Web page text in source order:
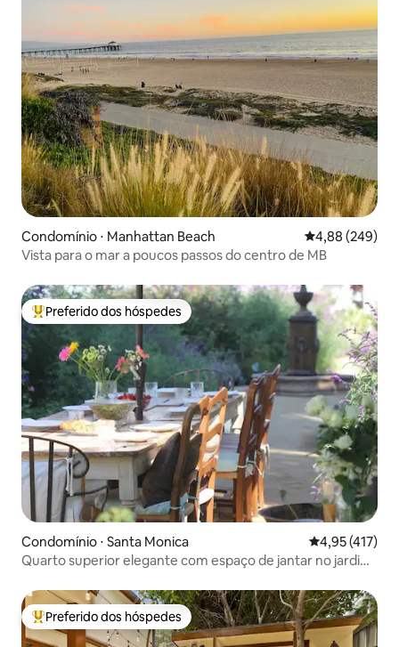
Condomínio ⋅ Manhattan Beach 4,88 de uma
4,88 (249)
Vista para o mar a poucos passos do centro de MB
Entre os melhores preferidos dos hóspedes
Preferido dos hóspedes
Condomínio ⋅ Santa Monica 4,95 de uma
4,95 (417)
Quarto superior elegante com espaço de jantar no jardim
Entre os melhores preferidos dos hóspedes
Preferido dos hóspedes